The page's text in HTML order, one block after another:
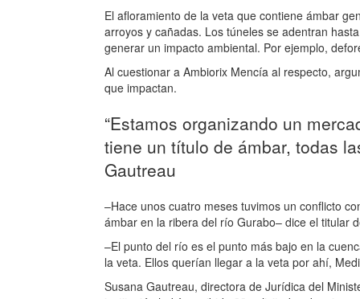
El afloramiento de la veta que contiene ámbar
arroyos y cañadas. Los túneles se adentran
generar un impacto ambiental. Por ejemplo,
Al cuestionar a Ambiorix Mencía al respecto,
que impactan.
“Estamos organizando un
tiene un título de ámbar, todas
Gautreau
–Hace unos cuatro meses tuvimos un conflicto
ámbar en la ribera del río Gurabo– dice el titular
–El punto del río es el punto más bajo en la
la veta. Ellos querían llegar a la veta por ahí,
Susana Gautreau, directora de Jurídica del